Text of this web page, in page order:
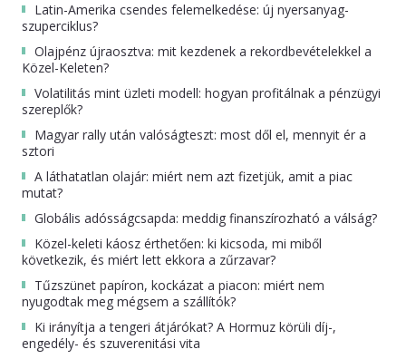
Latin-Amerika csendes felemelkedése: új nyersanyag-
szuperciklus?
Olajpénz újraosztva: mit kezdenek a rekordbevételekkel a
Közel-Keleten?
Volatilitás mint üzleti modell: hogyan profitálnak a pénzügyi
szereplők?
Magyar rally után valóságteszt: most dől el, mennyit ér a
sztori
A láthatatlan olajár: miért nem azt fizetjük, amit a piac
mutat?
Globális adósságcsapda: meddig finanszírozható a válság?
Közel-keleti káosz érthetően: ki kicsoda, mi miből
következik, és miért lett ekkora a zűrzavar?
Tűzszünet papíron, kockázat a piacon: miért nem
nyugodtak meg mégsem a szállítók?
Ki irányítja a tengeri átjárókat? A Hormuz körüli díj-,
engedély- és szuverenitási vita